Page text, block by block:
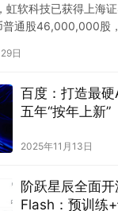
虹软科技已获得上海
普通股46,000,000股
日
百度：打造最
五年“按年上新”
2025年11月13日
阶跃星辰全面
Flash：预训练